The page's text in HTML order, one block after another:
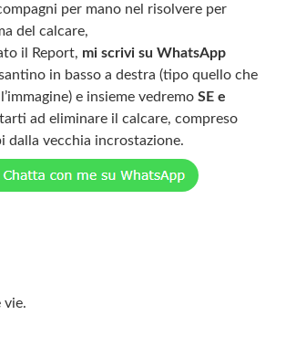
per mano nel risolvere per
del calcare,
il Report, mi scrivi su WhatsApp
in basso a destra (tipo quello che
e insieme vedremo SE e
ad eliminare il calcare, compreso
dalla vecchia incrostazione.
vie.